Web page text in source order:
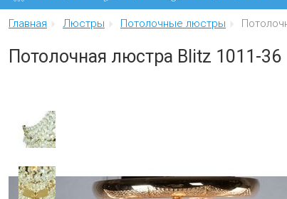
Главная Люстры Потолочные люстры
Потолочная люстра Blitz 1011-36